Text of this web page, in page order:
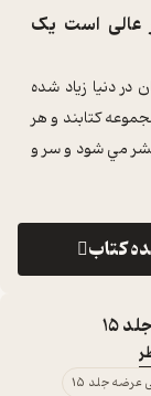
عالی است یک
در دنيا زياد شده
کتابند و هر
مي شود و سر و
کتاب
15
جلد 15